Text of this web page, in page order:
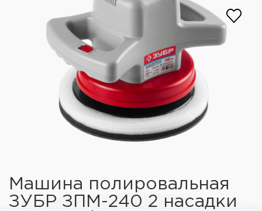
Машина полировальная
ЗУБР ЗПМ-240 2 насадки